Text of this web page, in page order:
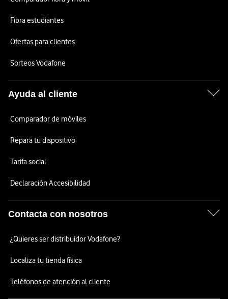
Fibra estudiantes
Ofertas para clientes
Sorteos Vodafone
Ayuda al cliente
Comparador de móviles
Repara tu dispositivo
Tarifa social
Declaración Accesibilidad
Contacta con nosotros
¿Quieres ser distribuidor Vodafone?
Localiza tu tienda física
Teléfonos de atención al cliente